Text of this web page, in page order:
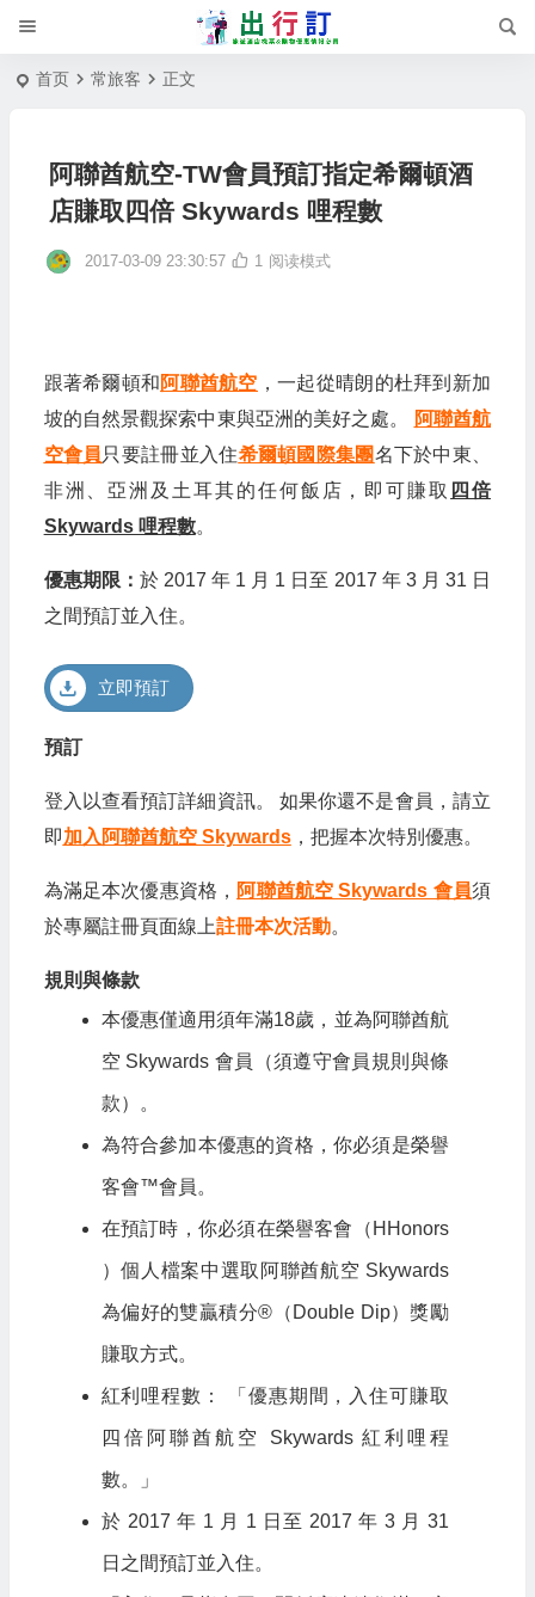
首页 常旅客 正文
阿聯酋航空-TW會員預訂指定希爾頓酒
店賺取四倍 Skywards 哩程數
2017-03-09 23:30:57 1 阅读模式
跟著希爾頓和阿聯酋航空 ，一起從晴朗的杜拜到新加
坡的自然景觀探索中東與亞洲的美好之處。
阿聯酋航
空會員 只要註冊並入住希爾頓國際集團名下於中東、
非洲、亞洲及土耳其的任何飯店，即可賺取 四倍
Skywards 哩程數。
優惠期限： 於 2017 年 1 月 1 日至 2017 年 3 月 31 日
之間預訂並入住。
立即預訂
預訂
登入以查看預訂詳細資訊。 如果你還不是會員，請立
即加入阿聯酋航空 Skywards，把握本次特別優惠。
為滿足本次優惠資格， 阿聯酋航空 Skywards 會員須
於專屬註冊頁面線上註冊本次活動。
規則與條款
本優惠僅適用須年滿18歲，並為阿聯酋航
空 Skywards 會員（須遵守會員規則與條
款）。
為符合參加本優惠的資格，你必須是榮譽
客會™會員。
在預訂時，你必須在榮譽客會（HHonors
）個人檔案中選取阿聯酋航空 Skywards
為偏好的雙贏積分®（Double Dip）獎勵
賺取方式。
紅利哩程數： 「優惠期間，入住可賺取
四倍阿聯酋航空 Skywards 紅利哩程
數。」
於 2017 年 1 月 1 日至 2017 年 3 月 31
日之間預訂並入住。